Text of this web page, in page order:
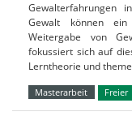
Gewalterfahrungen
Gewalt können
Weitergabe von
fokussiert sich auf
Lerntheorie und
Masterarbeit Freier